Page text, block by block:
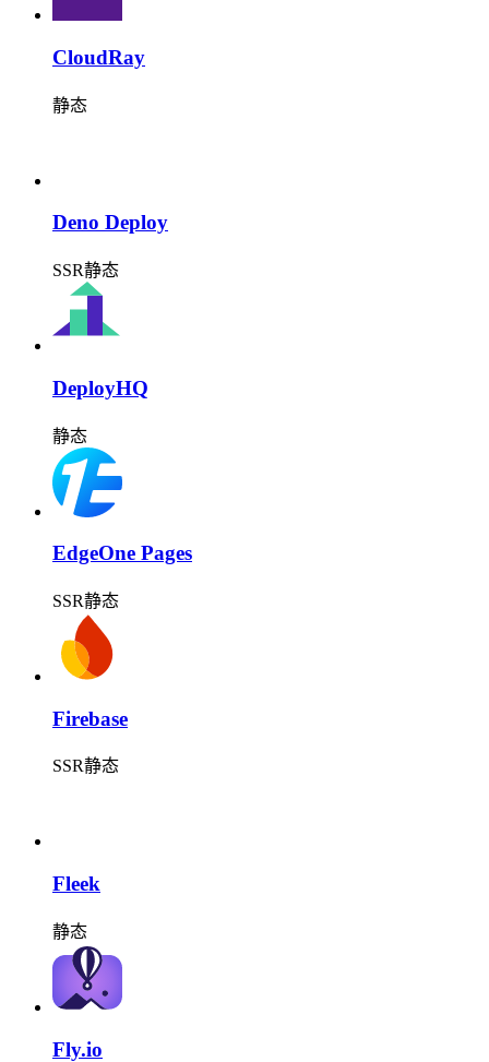
CloudRay
静态
Deno Deploy
SSR静态
DeployHQ
静态
EdgeOne Pages
SSR静态
Firebase
SSR静态
Fleek
静态
Fly.io